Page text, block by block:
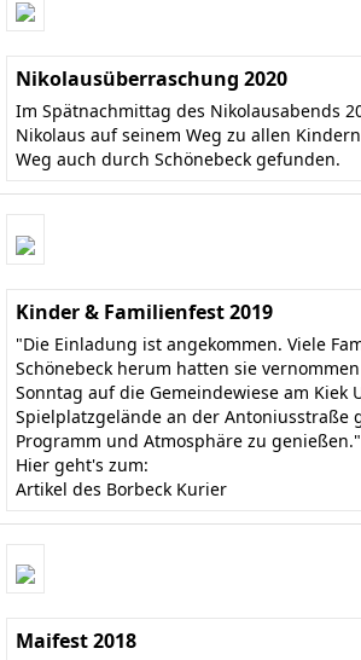
Nikolausüberraschung 2020
Im Spätnachmittag des Nikolausabends
Nikolaus auf seinem Weg zu allen
Weg auch durch Schönebeck gefunden.
Kinder & Familienfest 2019
"Die Einladung ist angekommen. Viele
Schönebeck herum hatten sie
Sonntag auf die Gemeindewiese am Kiek
Spielplatzgelände an der Antoniusstraße
Programm und Atmosphäre zu genießen."
Hier geht's zum:
Artikel des Borbeck Kurier
Maifest 2018